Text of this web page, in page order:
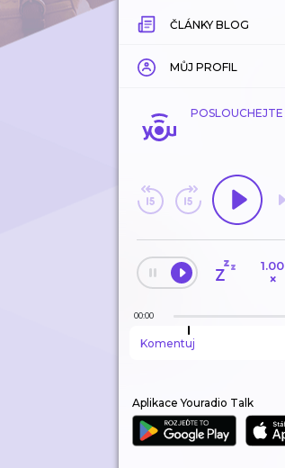
ČLÁNKY BLOG
MŮJ PROFIL
POSLOUCHEJTE
1.00
×
00:00
Komentuj
Aplikace Youradio Talk